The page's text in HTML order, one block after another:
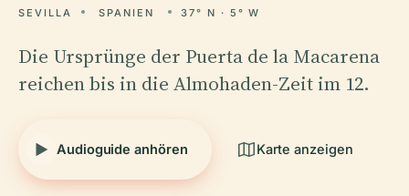
SEVILLA SPANIEN 37° N · 5° W
Die Ursprünge der Puerta de la Macarena
reichen bis in die Almohaden-Zeit im 12.
Audioguide anhören Karte anzeigen